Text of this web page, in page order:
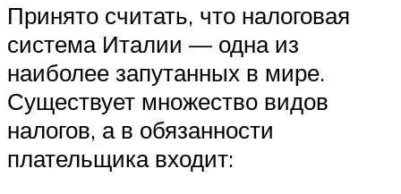
Принято считать, что налоговая
система Италии — одна из
наиболее запутанных в мире.
Существует множество видов
налогов, а в обязанности
плательщика входит: